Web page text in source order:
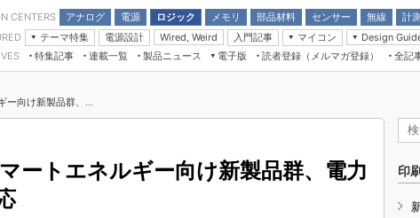
CENTERS アナログ
電源
ロジック
メモリ
部品材料
受動部品
センサー 無線 計
アナログ機能回路
計測とテスト
Wired, Weird
テーマ特集
電源設計 Wired, Weird
入門記事
モーター入門
マイコン
マイコン講座
Design
計測機器
CEATEC
組込み/エッジコンピューティング
人とくるま展
Microchip情報
特集記事
連載一覧
古録
DC/DCコン
用講座
製品ニュース
電子版
電子ブックレット
読者登録（メルマガ登録） 全記
ー向け新製品群、...
ートエネルギー向け新製品群、電力
印